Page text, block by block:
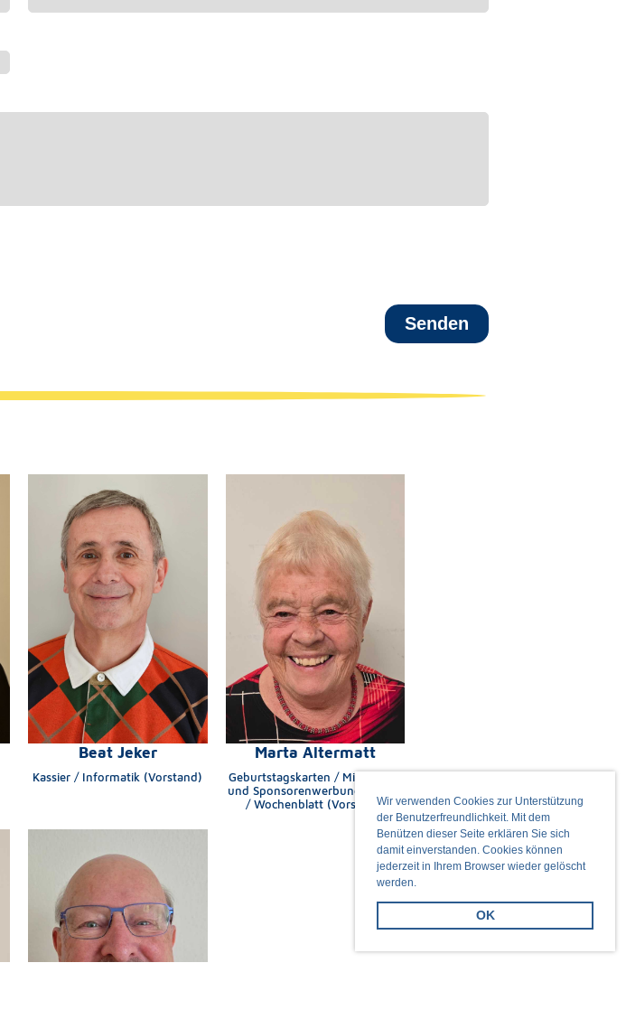
Wir verwenden Cookies zur Unterstützung
der Benutzerfreundlichkeit. Mit dem
Benützen dieser Seite erklären Sie sich
damit einverstanden. Cookies können
jederzeit in Ihrem Browser wieder gelöscht
werden.
OK
Beat Jeker
Kassier / Informatik (Vorstand)
Marta Altermatt
Geburtstagskarten / Mitglieder-
und Sponsorenwerbung / Lotto
/ Wochenblatt (Vorstand)